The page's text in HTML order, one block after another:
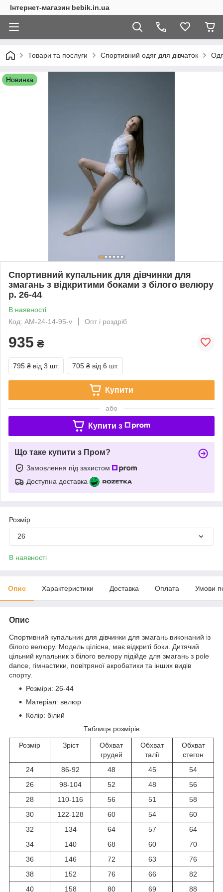
Інтернет-магазин bebik.in.ua
Товари та послуги Спортивний одяг для дівчаток
Новинка
Спортивний купальник для дівчинки для
змагань з відкритими боками з білого велюру
р. 26-44
В наявності
Код: AM-24-14-95-v
Опт і роздріб
935 ₴
795 ₴ від 3 шт. 705 ₴ від 6 шт.
Купити
або
Купити з
Що таке купити з Пром?
Замовлення під захистом
Доступна доставка
Розмір
26
В наявності
Опис Характеристики Доставка Оплата Умови
Опис
Спортивний купальник для дівчинки для змагань виконаний із
білого велюру. Модель цілісна, має відкриті боки. Дитячий
цільний купальник з білого велюру підійде для змагань з pole
dance, гімнастики, повітряної акробатики та інших видів
спорту.
Розміри: 26-44
Матеріал: велюр
Колір: білий
Таблиця розмірів
Розмір Зріст
Обхват
грудей
Обхват
талії
Обхват
стегон
24
86-92 48 45
54
26
98-104 52 48
56
28
110-116 56 51
58
30
122-128 60 54
60
32
134 64 57
64
34
140 68 60
70
36
146 72 63
76
38
152 76 66
82
40
158 80 69 88